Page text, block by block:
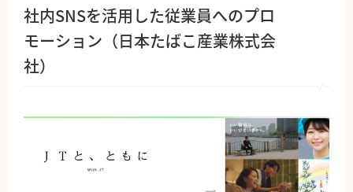
社内SNSを活用した従業員へのプロ
モーション（日本たばこ産業株式会
社）